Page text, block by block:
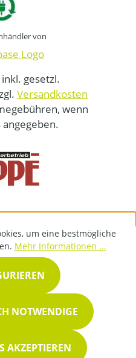
von
gesetzl.
Versandkosten
wenn
um eine bestmögliche
Mehr Informationen ...
NOTWENDIGE
AKZEPTIEREN